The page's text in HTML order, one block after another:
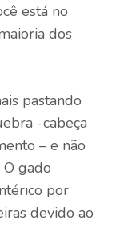
está no
dos
pastando
-cabeça
– e não
gado
por
devido ao